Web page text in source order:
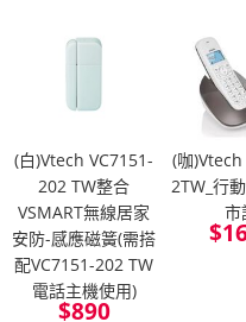
(白)Vtech VC7151-
202 TW整合
VSMART無線居家
安防-感應磁簧(需搭
配VC7151-202 TW
電話主機使用)
$890
(咖
2TW_行
市
$